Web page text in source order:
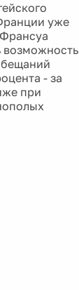
уже
возможность
- за
при